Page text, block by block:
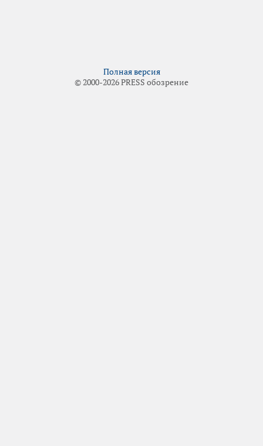
Полная версия
© 2000-2026 PRESS обозрение